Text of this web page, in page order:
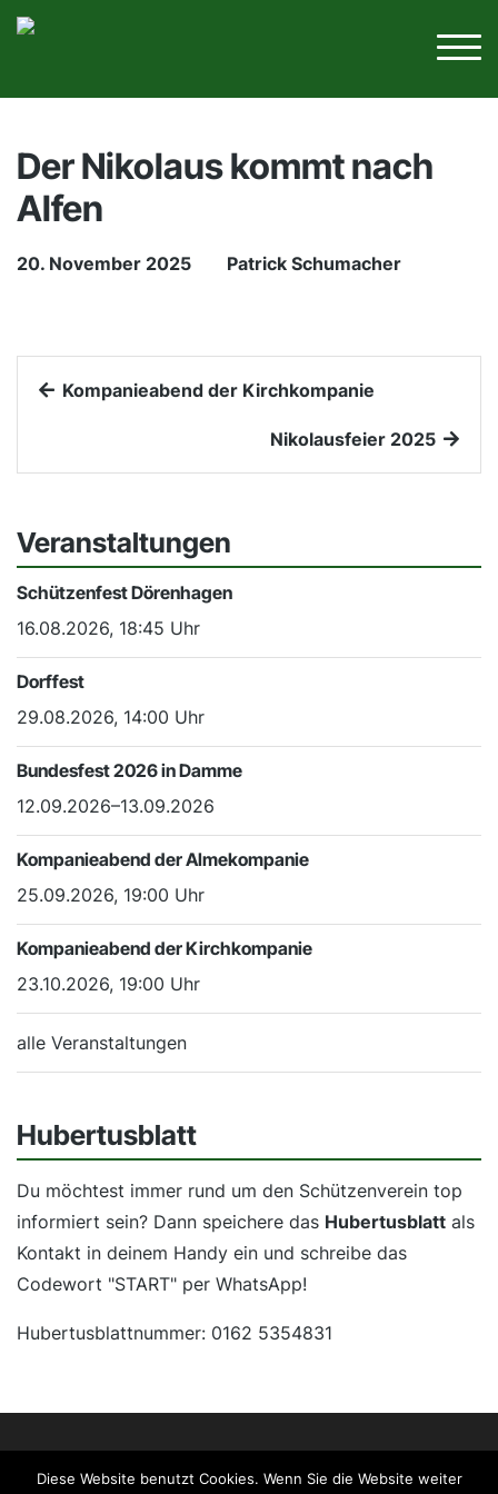
Der Nikolaus kommt nach
Alfen
20. November 2025 Patrick Schumacher
Kompanieabend der Kirchkompanie
Nikolausfeier 2025
Veranstaltungen
Schützenfest Dörenhagen
16.08.2026, 18:45 Uhr
Dorffest
29.08.2026, 14:00 Uhr
Bundesfest 2026 in Damme
12.09.2026–13.09.2026
Kompanieabend der Almekompanie
25.09.2026, 19:00 Uhr
Kompanieabend der Kirchkompanie
23.10.2026, 19:00 Uhr
alle Veranstaltungen
Hubertusblatt
Du möchtest immer rund um den Schützenverein top
informiert sein? Dann speichere das Hubertusblatt als
Kontakt in deinem Handy ein und schreibe das
Codewort "START" per WhatsApp!
Hubertusblattnummer: 0162 5354831
Spielmannszug Alfen
AlfenWeb
Diese Website benutzt Cookies. Wenn Sie die Website weiter